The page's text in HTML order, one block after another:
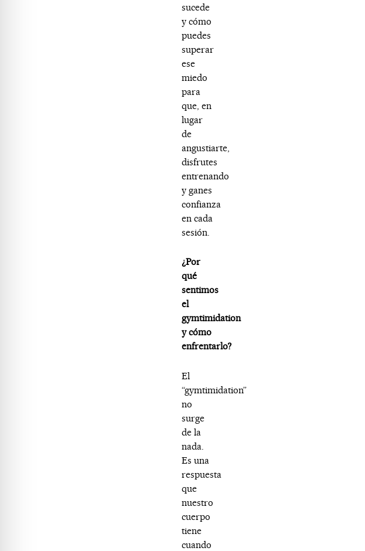
sucede
y cómo
puedes
superar
ese
miedo
para
que, en
lugar
de
angustiarte,
disfrutes
entrenando
y ganes
confianza
en cada
sesión.
¿Por
qué
sentimos
el
gymtimidation
y cómo
enfrentarlo?
El
“gymtimidation”
no
surge
de la
nada.
Es una
respuesta
que
nuestro
cuerpo
tiene
cuando